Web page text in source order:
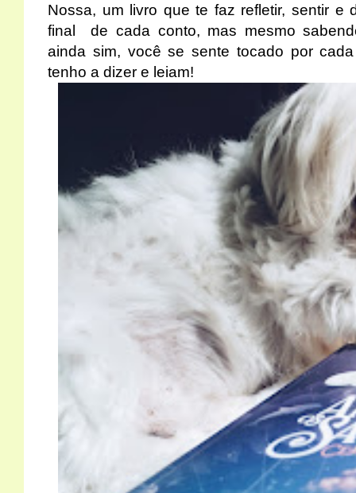
Nossa, um livro que te faz refletir, sentir e
final de cada conto, mas mesmo
ainda sim, você se sente tocado por
tenho a dizer e leiam!